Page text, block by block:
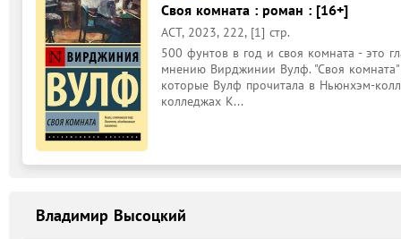
Своя комната : роман : [16+]
АСТ, 2023, 222, [1] стр.
500 фунтов в год и своя комната - это
мнению Вирджинии Вулф. "Своя комната"
которые Вулф прочитала в Ньюнхэм-
колледжах К...
Владимир Высоцкий